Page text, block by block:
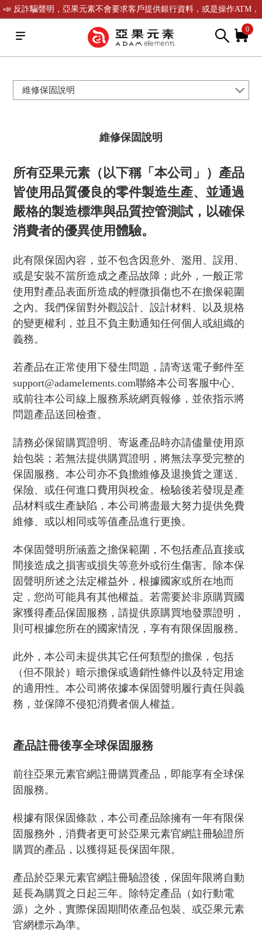
📣 反詐騙聲明，亞果元素不會要求客戶提供銀行資料，或是操作ATM，
可致電(02)-2738-9900聯繫我們或是165反詐騙電話查證！ 0
維修保固說明
維修保固說明
所有亞果元素（以下稱「本公司」）產品
皆使用品質優良的零件製造生產、並通過
嚴格的製造標準與品質控管測試，以確保
消費者的優異使用體驗。
此有限保固內容，並不包含因意外、濫用、誤用、
或是安裝不當所造成之產品故障；此外，一般正常
使用對產品表面所造成的輕微損傷也不在擔保範圍
之內。我們保留對外觀設計、設計材料、以及規格
的變更權利，並且不負主動通知任何個人或組織的
義務。
若產品在正常使用下發生問題，請寄送電子郵件至
support@adamelements.com聯絡本公司客服中心、
或前往本公司線上服務系統網頁報修，並依指示將
問題產品送回檢查。
請務必保留購買證明、寄返產品時亦請儘量使用原
始包裝；若無法提供購買證明，將無法享受完整的
保固服務。本公司亦不負擔維修及退換貨之運送、
保險、或任何進口費用與稅金。檢驗後若發現是產
品材料或生產缺陷，本公司將盡最大努力提供免費
維修、或以相同或等值產品進行更換。
本保固聲明所涵蓋之擔保範圍，不包括產品直接或
間接造成之損害或損失等意外或衍生傷害。除本保
固聲明所述之法定權益外，根據國家或所在地而
定，您尚可能具有其他權益。若需要於非原購買國
家獲得產品保固服務，請提供原購買地發票證明，
則可根據您所在的國家情況，享有有限保固服務。
此外，本公司未提供其它任何類型的擔保，包括
（但不限於）暗示擔保或適銷性條件以及特定用途
的適用性。本公司將依據本保固聲明履行責任與義
務，並保障不侵犯消費者個人權益。
產品註冊後享全球保固服務
前往亞果元素官網註冊購買產品，即能享有全球保
固服務。
根據有限保固條款，本公司產品除擁有一年有限保
固服務外，消費者更可於亞果元素官網註冊驗證所
購買的產品，以獲得延長保固年限。
產品於亞果元素官網註冊驗證後，保固年限將自動
延長為購買之日起三年。除特定產品（如行動電
源）之外，實際保固期間依產品包裝、或亞果元素
官網標示為準。